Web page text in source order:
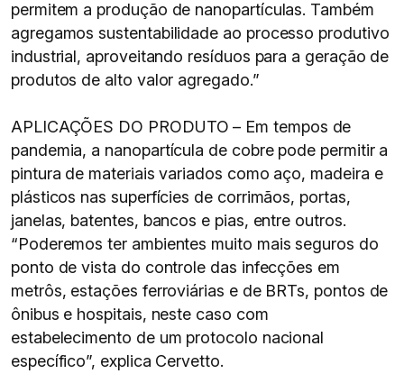
permitem a produção de nanopartículas. Também
agregamos sustentabilidade ao processo produtivo
industrial, aproveitando resíduos para a geração de
produtos de alto valor agregado.”
APLICAÇÕES DO PRODUTO – Em tempos de
pandemia, a nanopartícula de cobre pode permitir a
pintura de materiais variados como aço, madeira e
plásticos nas superfícies de corrimãos, portas,
janelas, batentes, bancos e pias, entre outros.
“Poderemos ter ambientes muito mais seguros do
ponto de vista do controle das infecções em
metrôs, estações ferroviárias e de BRTs, pontos de
ônibus e hospitais, neste caso com
estabelecimento de um protocolo nacional
específico”, explica Cervetto.